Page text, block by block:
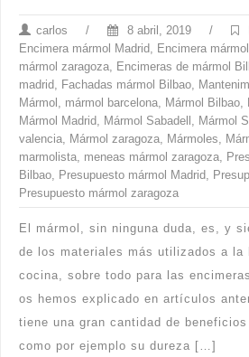
carlos / 8 abril, 2019 /
Encimera mármol Madrid, Encimera
mármol zaragoza, Encimeras de mármol
madrid, Fachadas mármol Bilbao,
Mármol , mármol barcelona, Mármol Bilbao,
Mármol Madrid, Mármol Sabadell , Mármol
valencia, Mármol zaragoza, Mármoles,
marmolista, meneas mármol zaragoza,
Bilbao, Presupuesto mármol Madrid,
Presupuesto mármol zaragoza
El mármol, sin ninguna duda, es, y
de los materiales más utilizados a la
cocina, sobre todo para las
os hemos explicado en artículos
tiene una gran cantidad de
como por ejemplo su dureza […]